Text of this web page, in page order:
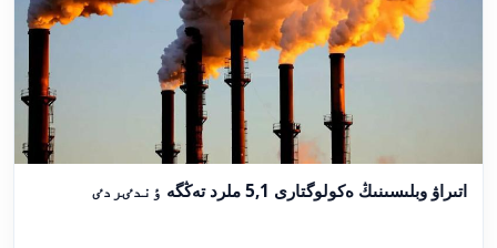
اتىراۋ وبلىسىنىڭ ەكولوگتارى 5,1 ملرد تەڭگە ٶندٸردٸ